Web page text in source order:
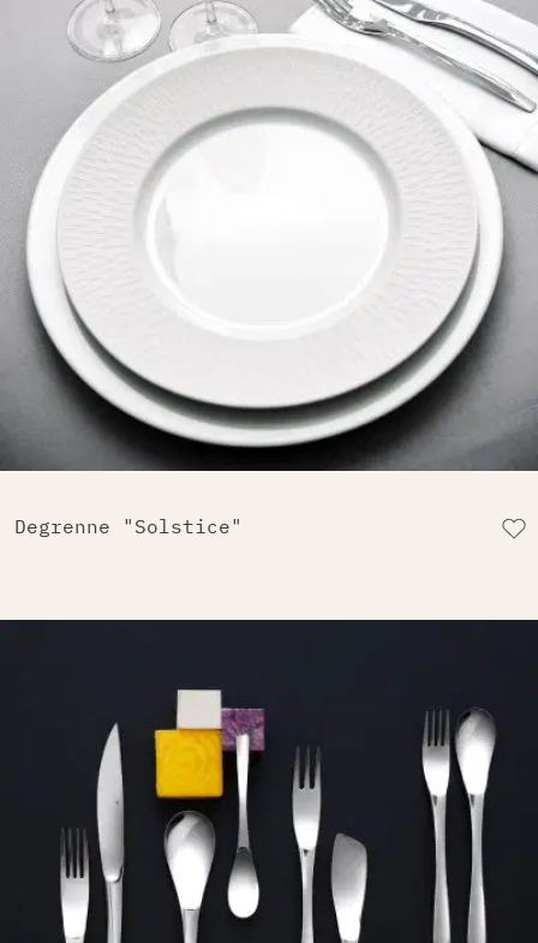
Degrenne "Solstice"